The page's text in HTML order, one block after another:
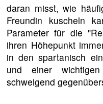
daran misst, wie
Freundin kuscheln
Parameter für die
ihren Höhepunkt
in den spartanisch
und einer
schweigend